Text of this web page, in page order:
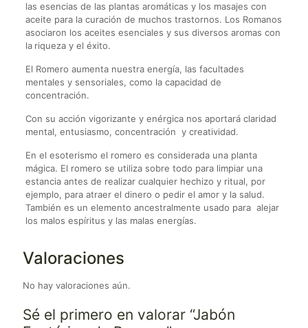
las esencias de las plantas aromáticas y los masajes con
aceite para la curación de muchos trastornos. Los Romanos
asociaron los aceites esenciales y sus diversos aromas con
la riqueza y el éxito.
El Romero aumenta nuestra energía, las facultades
mentales y sensoriales, como la capacidad de
concentración.
Con su acción vigorizante y enérgica nos aportará claridad
mental, entusiasmo, concentración y creatividad.
En el esoterismo el romero es considerada una planta
mágica. El romero se utiliza sobre todo para limpiar una
estancia antes de realizar cualquier hechizo y ritual, por
ejemplo, para atraer el dinero o pedir el amor y la salud.
También es un elemento ancestralmente usado para alejar
los malos espíritus y las malas energías.
Valoraciones
No hay valoraciones aún.
Sé el primero en valorar “Jabón